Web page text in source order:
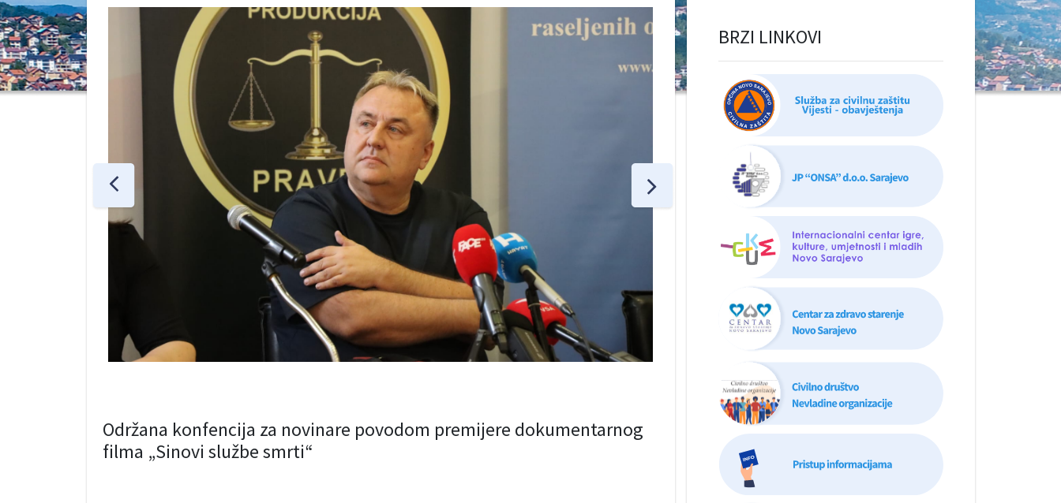
Održana konfencija za novinare povodom premijere dokumentarnog
filma „Sinovi službe smrti“
BRZI LINKOVI